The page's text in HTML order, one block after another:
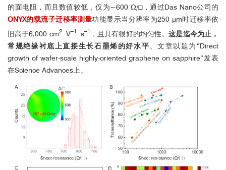
的面电阻，而且数值较低，仅为~600 Ω/□，通过Das Nano公司的
ONYX的载流子迁移率测量功能显示当分辨率为250 μm时迁移率依
旧高于6,000 cm2V–1 s–1 ，且具有很好的均匀性。这是迄今为止，
常规绝缘衬底上直接生长石墨烯的好水平。文章以题为“Direct
growth of wafer-scale highly-oriented graphene on sapphire”发表
在Science Advances上。
2.10 x10mm CVD制备的石墨烯不同电学参数测量结
果